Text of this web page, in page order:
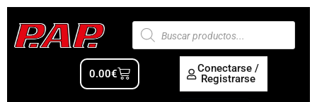
0.00€
Conectarse /
Registrarse